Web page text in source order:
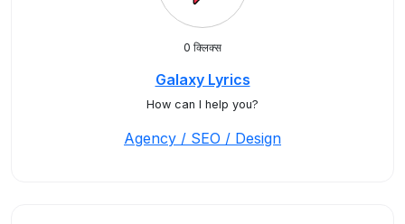
0 क्लिक्स
Galaxy Lyrics
How can I help you?
Agency / SEO / Design